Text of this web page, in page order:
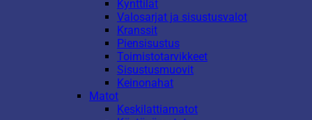
Kynttilät
Valosarjat ja sisustusvalot
Kranssit
Piensisustus
Toimistotarvikkeet
Sisustusmuovit
Keinonahat
Matot
Keskilattiamatot